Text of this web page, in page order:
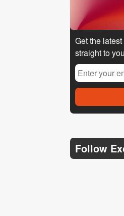
Get the
straight to
Follow